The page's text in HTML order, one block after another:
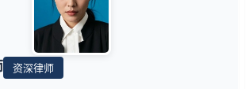
资深律师